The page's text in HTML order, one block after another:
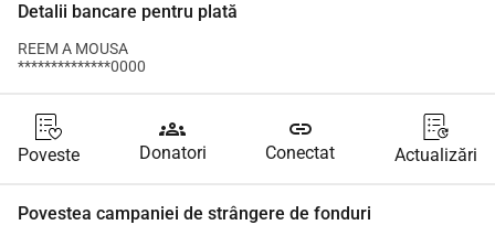
Detalii bancare pentru plată
REEM A MOUSA
**************0000
Poveste
groups
Donatori
link
Conectat Actualizări
Povestea campaniei de strângere de fonduri